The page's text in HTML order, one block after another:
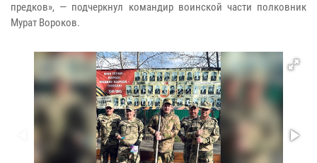
предков», — подчеркнул командир воинской части полковник
Мурат Вороков.